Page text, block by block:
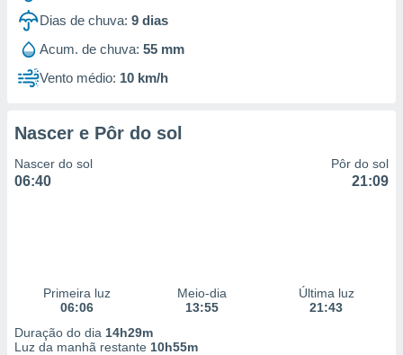
deDias de chuva: 9 dias
Acum. de chuva: 55 mm
Vento médio: 10 km/h
Nascer e Pôr do sol
Nascer do sol
06:40
Pôr do sol
21:09
Primeira luz
06:06
Meio-dia
13:55
Última luz
21:43
Duração do dia 14h29m
Luz da manhã restante 10h55m